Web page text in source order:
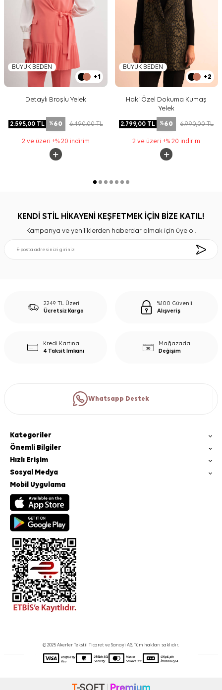
BÜYÜK BEDEN
+1
Detaylı Broşlu Yelek
2.595,00TL %60 6.490,00TL
2 ve üzeri +% 20 indirim
BÜYÜK BEDEN
+2
Haki Özel Dokuma Kumaş
Yelek
2.799,00 TL %60 6.990,00TL
2 ve üzeri +% 20 indirim
KENDİ STİL HİKAYENİ KEŞFETMEK İÇİN BİZE KATIL!
Kampanya ve yeniliklerden haberdar olmak için üye ol.
2249 TL Üzeri
Ücretsiz Kargo
%100 Güvenli
Alışveriş
Kredi Kartına
4 Taksit İmkanı
Mağazada
Değişim
Whatsapp Destek
Kategoriler
Önemli Bilgiler
Hızlı Erişim
Sosyal Medya
Mobil Uygulama
© 2025 Akerler Tekstil Ticaret ve Sanayi A.Ş. Tüm hakları saklıdır.